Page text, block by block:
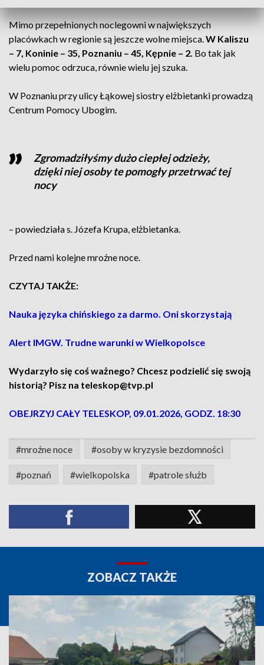
Mimo przepełnionych noclegowni w największych
placówkach w regionie są jeszcze wolne miejsca.W Kaliszu
– 7, Koninie – 35, Poznaniu – 45, Kępnie – 2. Bo tak jak
wielu pomoc odrzuca, równie wielu jej szuka.
W Poznaniu przy ulicy Łąkowej siostry elżbietanki prowadzą
Centrum Pomocy Ubogim.
Zgromadziłyśmy dużo ciepłej odzieży,
dzięki niej osoby te pomogły przetrwać tej
nocy
– powiedziała s. Józefa Krupa, elżbietanka.
Przed nami kolejne mroźne noce.
CZYTAJ TAKŻE:
Nauka języka chińskiego za darmo. Oni skorzystają
Alert IMGW. Trudne warunki w Wielkopolsce
Wydarzyło się coś ważnego? Chcesz podzielić się swoją
historią? Pisz na teleskop@tvp.pl
OBEJRZYJ CAŁY TELESKOP, 09.01.2026, GODZ. 18:30
#mroźne noce #osoby w kryzysie bezdomności
#poznań #wielkopolska #patrole służb
ZOBACZ TAKŻE